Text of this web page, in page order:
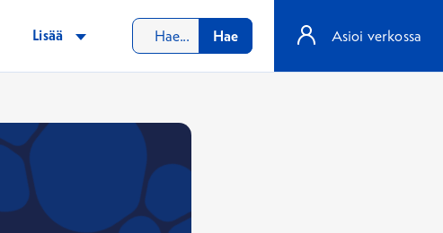
Lisää Hae Asioi verkossa